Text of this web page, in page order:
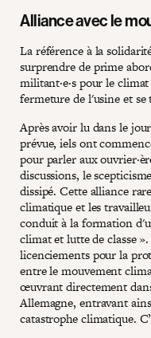
Alliance avec le
La référence à la
surprendre de prime
militant·e·s pour le
fermeture de l'usine et
Après avoir lu dans le
prévue, iels ont
pour parler aux
discussions, le
dissipé. Cette alliance
climatique et les
conduit à la formation
climat et lutte de classe
licenciements pour la
entre le mouvement
œuvrant directement
Allemagne, entravant
catastrophe climatique.